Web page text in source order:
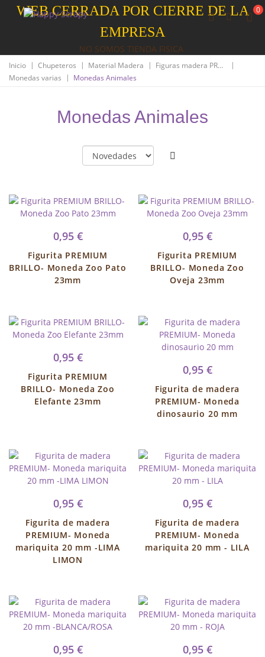
WEB CERRADA POR CIERRE DE LA
EMPRESA
NO SOMOS TIENDA FISICA
0
Inicio | Chupeteros | Material Madera | Figuras madera PREMIUM
|
Monedas varias
| Monedas Animales
Monedas Animales
0,95 €
Figurita PREMIUM
BRILLO- Moneda Zoo Pato
23mm
0,95 €
Figurita PREMIUM
BRILLO- Moneda Zoo
Oveja 23mm
0,95 €
Figurita PREMIUM
BRILLO- Moneda Zoo
Elefante 23mm
0,95 €
Figurita de madera
PREMIUM- Moneda
dinosaurio 20 mm
0,95 €
Figurita de madera
PREMIUM- Moneda
mariquita 20 mm -LIMA
LIMON
0,95 €
Figurita de madera
PREMIUM- Moneda
mariquita 20 mm - LILA
0,95 € 0,95 €